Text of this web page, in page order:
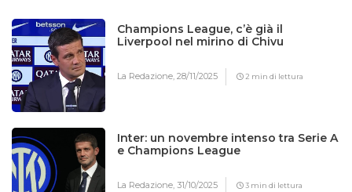
Champions League, c’è già il
Liverpool nel mirino di Chivu
La Redazione,28/11/2025 2 min di lettura
Inter: un novembre intenso tra Serie A
e Champions League
La Redazione,31/10/2025 3 min di lettura